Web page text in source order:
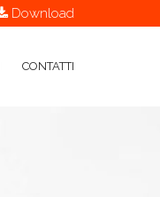
Download
CONTATTI